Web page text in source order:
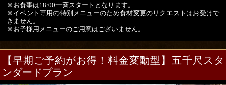
※お食事は18:00一斉スタートとなります。
※イベント専用の特別メニューのため食材変更のリクエストはお受けで
きません。
※お子様用メニューのご用意はございません。
【早期ご予約がお得！料金変動型】五千尺スタ
ンダードプラン